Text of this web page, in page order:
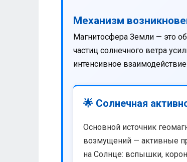
Механизм
Магнитосфера Земли — это
частиц солнечного ветра
интенсивное
🌟 Солнечная
Основной источник
возмущений — активные
на Солнце: вспышки,